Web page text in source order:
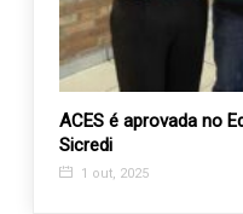
ACES é aprovada no
Sicredi
1 out, 2025